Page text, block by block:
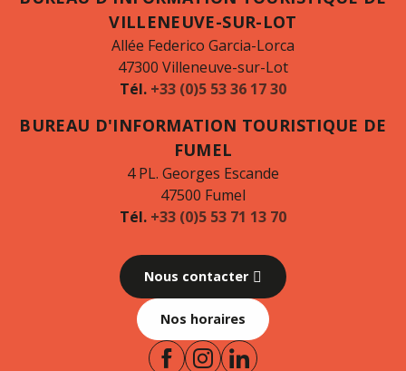
VILLENEUVE-SUR-LOT
Allée Federico Garcia-Lorca
47300 Villeneuve-sur-Lot
Tél. +33 (0)5 53 36 17 30
BUREAU D'INFORMATION TOURISTIQUE DE
FUMEL
4 PL. Georges Escande
47500 Fumel
Tél. +33 (0)5 53 71 13 70
Nous contacter
Nos horaires